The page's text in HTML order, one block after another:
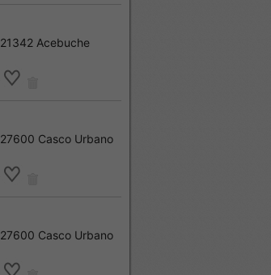
21342 Acebuche
27600 Casco Urbano
27600 Casco Urbano